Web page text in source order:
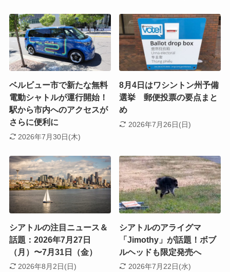
ベルビュー市で新たな無料
電動シャトルが運行開始！
駅から市内へのアクセスが
さらに便利に
2026年7月30日(木)
8月4日はワシントン州予備
選挙 郵便投票の要点まと
め
2026年7月26日(日)
シアトルの注目ニュース＆
話題：2026年7月27日
（月）〜7月31日（金）
2026年8月2日(日)
シアトルのアライグマ
「Jimothy」が話題！ボブ
ルヘッドも限定発売へ
2026年7月22日(水)